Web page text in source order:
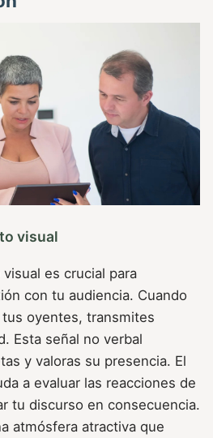
visual
es crucial para
con tu audiencia. Cuando
oyentes, transmites
Esta señal no verbal
y valoras su presencia. El
a evaluar las reacciones de
tu discurso en consecuencia.
atmósfera atractiva que